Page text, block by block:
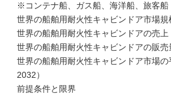
※コンテナ船、ガス船、海洋船、旅客船
世界の船舶用耐火性キャビンドア市場規
世界の船舶用耐火性キャビンドアの売
世界の船舶用耐火性キャビンドアの販
世界の船舶用耐火性キャビンドア市場
2032）
前提条件と限界